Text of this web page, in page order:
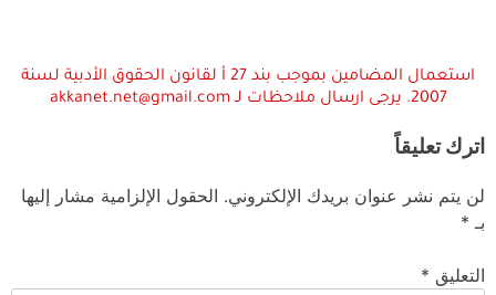
استعمال المضامين بموجب بند 27 أ لقانون الحقوق الأدبية لسنة
2007. يرجى ارسال ملاحظات لـ akkanet.net@gmail.com
اترك تعليقاً
لن يتم نشر عنوان بريدك الإلكتروني. الحقول الإلزامية مشار إليها
بـ *
التعليق *